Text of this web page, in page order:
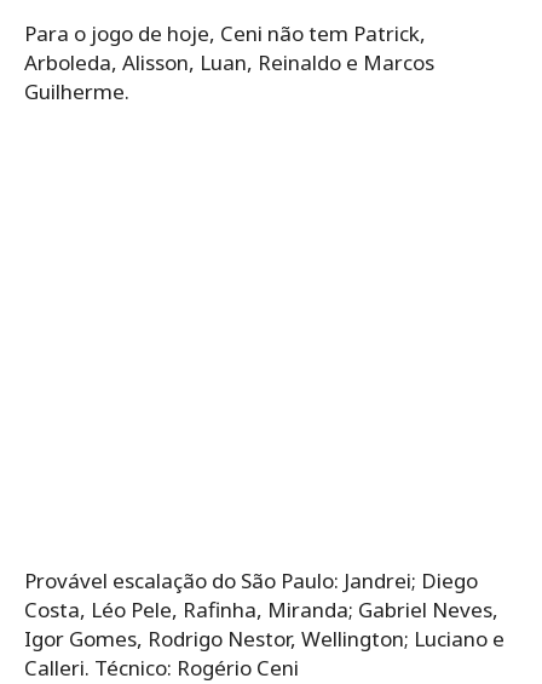
Para o jogo de hoje, Ceni não tem Patrick,
Arboleda, Alisson, Luan, Reinaldo e Marcos
Guilherme.
Provável escalação do São Paulo: Jandrei; Diego
Costa, Léo Pele, Rafinha, Miranda; Gabriel Neves,
Igor Gomes, Rodrigo Nestor, Wellington; Luciano e
Calleri. Técnico: Rogério Ceni